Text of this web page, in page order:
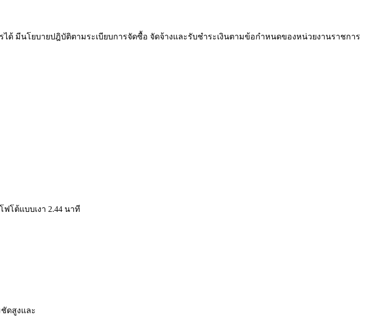
ด้ มีนโยบายปฎิบัติตามระเบียบการจัดซื้อ จัดจ้างและรับชำระเงินตามข้อกำหนดของหน่วยงานราชการ
โต้แบบเงา 2.44 นาที
ดสูงและ